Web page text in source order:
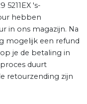
5211EX 's-
hebben
in ons magazijn. Na
mogelijk een refund
je de betaling in
duurt
retourzending zijn